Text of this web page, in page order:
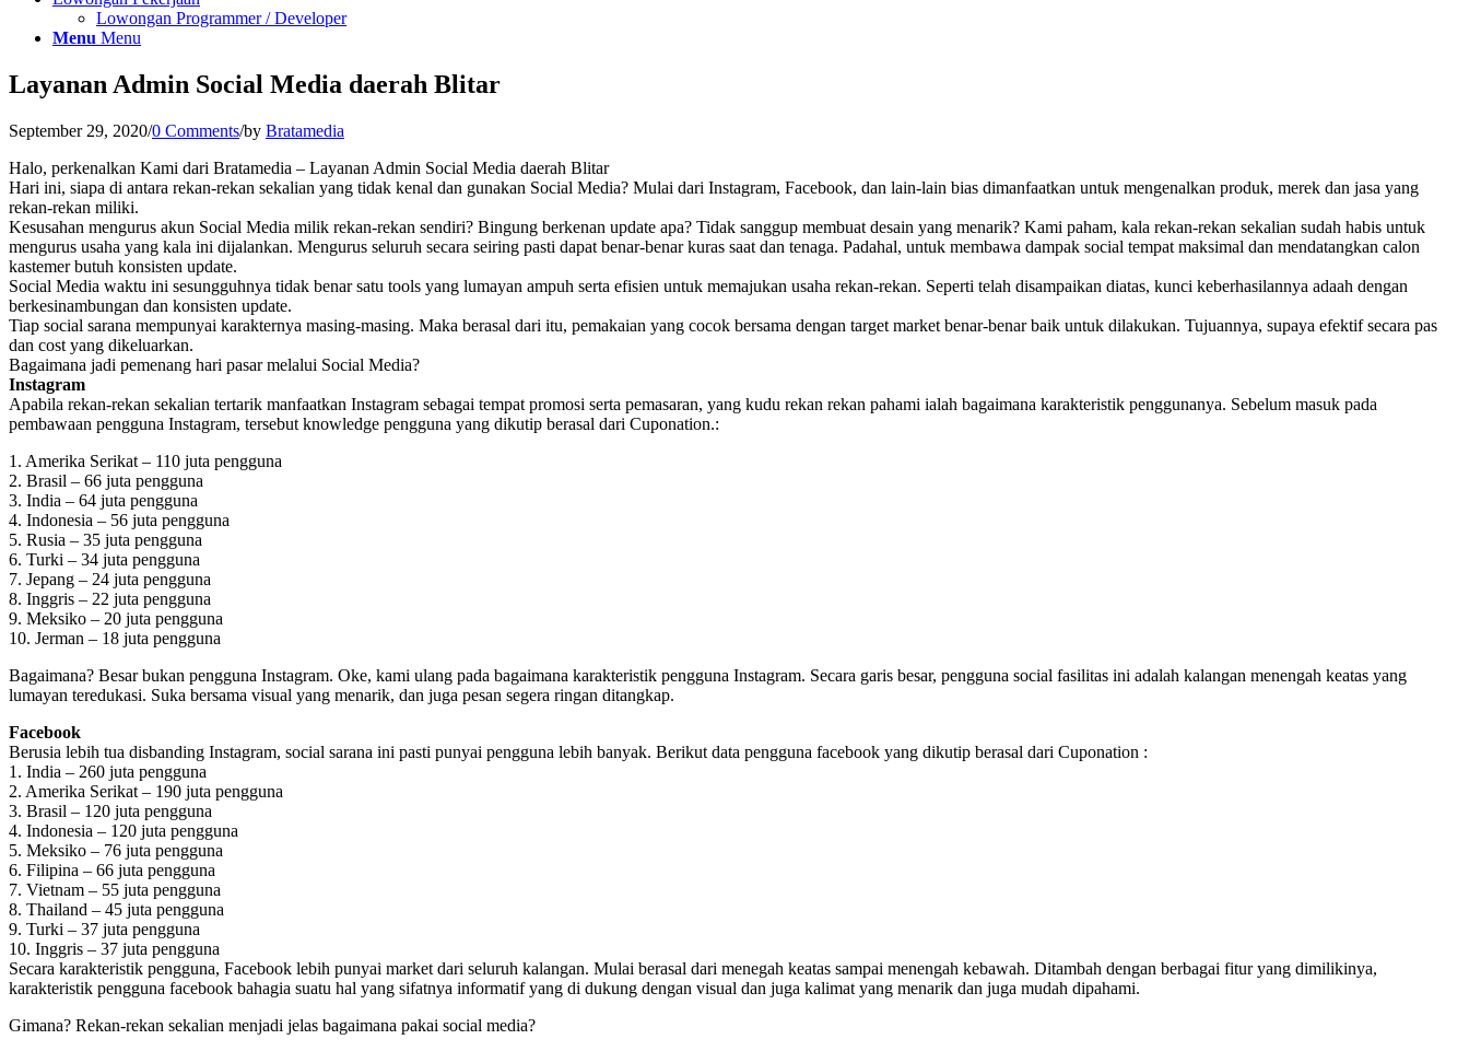
Lowongan Programmer / Developer
Menu Menu
Layanan Admin Social Media daerah Blitar
September 29, 2020/0 Comments/by Bratamedia
Halo, perkenalkan Kami dari Bratamedia – Layanan Admin Social Media daerah Blitar
Hari ini, siapa di antara rekan-rekan sekalian yang tidak kenal dan gunakan Social Media? Mulai dari Instagram, Facebook, dan lain-lain bias dimanfaatkan untuk mengenalkan produk, merek dan jasa yang
rekan-rekan miliki.
Kesusahan mengurus akun Social Media milik rekan-rekan sendiri? Bingung berkenan update apa? Tidak sanggup membuat desain yang menarik? Kami paham, kala rekan-rekan sekalian sudah habis untuk
mengurus usaha yang kala ini dijalankan. Mengurus seluruh secara seiring pasti dapat benar-benar kuras saat dan tenaga. Padahal, untuk membawa dampak social tempat maksimal dan mendatangkan calon
kastemer butuh konsisten update.
Social Media waktu ini sesungguhnya tidak benar satu tools yang lumayan ampuh serta efisien untuk memajukan usaha rekan-rekan. Seperti telah disampaikan diatas, kunci keberhasilannya adaah dengan
berkesinambungan dan konsisten update.
Tiap social sarana mempunyai karakternya masing-masing. Maka berasal dari itu, pemakaian yang cocok bersama dengan target market benar-benar baik untuk dilakukan. Tujuannya, supaya efektif secara pas
dan cost yang dikeluarkan.
Bagaimana jadi pemenang hari pasar melalui Social Media?
Instagram
Apabila rekan-rekan sekalian tertarik manfaatkan Instagram sebagai tempat promosi serta pemasaran, yang kudu rekan rekan pahami ialah bagaimana karakteristik penggunanya. Sebelum masuk pada
pembawaan pengguna Instagram, tersebut knowledge pengguna yang dikutip berasal dari Cuponation.:
1. Amerika Serikat – 110 juta pengguna
2. Brasil – 66 juta pengguna
3. India – 64 juta pengguna
4. Indonesia – 56 juta pengguna
5. Rusia – 35 juta pengguna
6. Turki – 34 juta pengguna
7. Jepang – 24 juta pengguna
8. Inggris – 22 juta pengguna
9. Meksiko – 20 juta pengguna
10. Jerman – 18 juta pengguna
Bagaimana? Besar bukan pengguna Instagram. Oke, kami ulang pada bagaimana karakteristik pengguna Instagram. Secara garis besar, pengguna social fasilitas ini adalah kalangan menengah keatas yang
lumayan teredukasi. Suka bersama visual yang menarik, dan juga pesan segera ringan ditangkap.
Facebook
Berusia lebih tua disbanding Instagram, social sarana ini pasti punyai pengguna lebih banyak. Berikut data pengguna facebook yang dikutip berasal dari Cuponation :
1. India – 260 juta pengguna
2. Amerika Serikat – 190 juta pengguna
3. Brasil – 120 juta pengguna
4. Indonesia – 120 juta pengguna
5. Meksiko – 76 juta pengguna
6. Filipina – 66 juta pengguna
7. Vietnam – 55 juta pengguna
8. Thailand – 45 juta pengguna
9. Turki – 37 juta pengguna
10. Inggris – 37 juta pengguna
Secara karakteristik pengguna, Facebook lebih punyai market dari seluruh kalangan. Mulai berasal dari menegah keatas sampai menengah kebawah. Ditambah dengan berbagai fitur yang dimilikinya,
karakteristik pengguna facebook bahagia suatu hal yang sifatnya informatif yang di dukung dengan visual dan juga kalimat yang menarik dan juga mudah dipahami.
Gimana? Rekan-rekan sekalian menjadi jelas bagaimana pakai social media?